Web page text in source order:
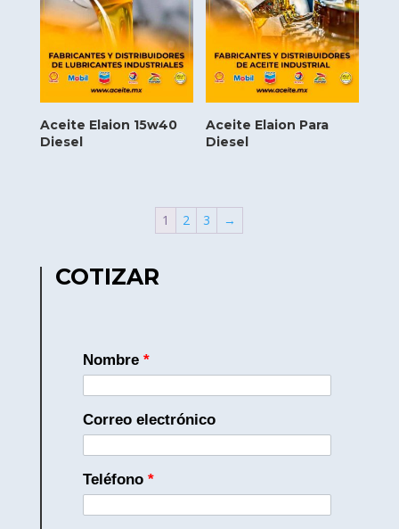
Aceite Elaion 15w40
Diesel
Aceite Elaion Para
Diesel
1 2 3 →
COTIZAR
Nombre *
Correo electrónico
Teléfono *